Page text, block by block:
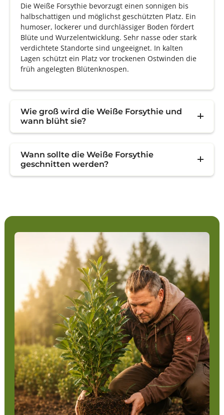
Die Weiße Forsythie bevorzugt einen sonnigen bis
halbschattigen und möglichst geschützten Platz. Ein
humoser, lockerer und durchlässiger Boden fördert
Blüte und Wurzelentwicklung. Sehr nasse oder stark
verdichtete Standorte sind ungeeignet. In kalten
Lagen schützt ein Platz vor trockenen Ostwinden die
früh angelegten Blütenknospen.
Wie groß wird die Weiße Forsythie und
wann blüht sie?
Wann sollte die Weiße Forsythie
geschnitten werden?